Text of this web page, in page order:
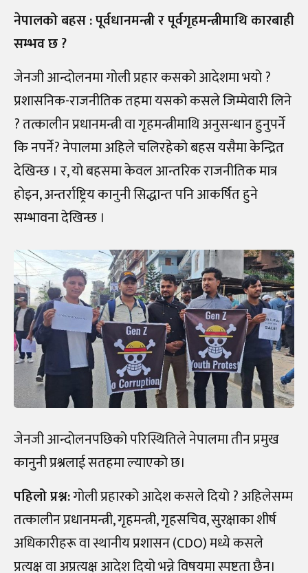
नेपालको बहस : पूर्वधानमन्त्री र पूर्वगृहमन्त्रीमाथि कारबाही
सम्भव छ ?
जेनजी आन्दोलनमा गोली प्रहार कसको आदेशमा भयो ?
प्रशासनिक-राजनीतिक तहमा यसको कसले जिम्मेवारी लिने
? तत्कालीन प्रधानमन्त्री वा गृहमन्त्रीमाथि अनुसन्धान हुनुपर्ने
कि नपर्ने? नेपालमा अहिले चलिरहेको बहस यसैमा केन्द्रित
देखिन्छ । र, यो बहसमा केवल आन्तरिक राजनीतिक मात्र
होइन, अन्तर्राष्ट्रिय कानुनी सिद्धान्त पनि आकर्षित हुने
सम्भावना देखिन्छ ।
जेनजी आन्दोलनपछिको परिस्थितिले नेपालमा तीन प्रमुख
कानुनी प्रश्नलाई सतहमा ल्याएको छ।
पहिलो प्रश्न:गोली प्रहारको आदेश कसले दियो ? अहिलेसम्म
तत्कालीन प्रधानमन्त्री, गृहमन्त्री, गृहसचिव, सुरक्षाका शीर्ष
अधिकारीहरू वा स्थानीय प्रशासन (CDO) मध्ये कसले
प्रत्यक्ष वा अप्रत्यक्ष आदेश दियो भन्ने विषयमा स्पष्टता छैन।